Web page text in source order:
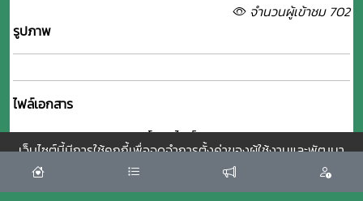
จำนวนผู้เข้าชม 702
รูปภาพ
ไฟล์เอกสาร
ดาวโหลดไฟล์เอกสาร
เว็บไซต์นี้มีการใช้คุกกี้เพื่อจดจำการตั้งค่าของผู้ใช้งานและพัฒนา
ประสบการณ์การใช้งานของคุณให้ดียิ่งขึ้น